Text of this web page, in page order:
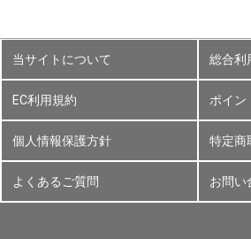
当サイトについて 総合利
EC利用規約 ポイン
個人情報保護方針 特定商
よくあるご質問 お問い